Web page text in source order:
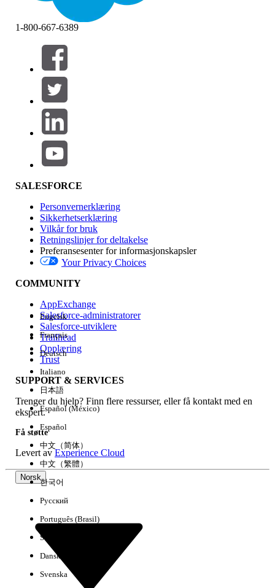
Filtre (0)
VELG FILTRE
Produktområde
Funksjonsinnvirkning
Utgave
Erfaring
Fjern alle Utført
1-800-667-6389
SALESFORCE
Personvernerklæring
Sikkerhetserklæring
Vilkår for bruk
Retningslinjer for deltakelse
Preferansesenter for informasjonskapsler
Your Privacy Choices
COMMUNITY
AppExchange
Salesforce-administratorer
Salesforce-utviklere
Trailhead
Opplæring
Trust
SUPPORT & SERVICES
Trenger du hjelp? Finn flere ressurser, eller få kontakt med en
ekspert.
Få støtte
Levert avExperience Cloud
Norsk
Engelsk
Français
Deutsch
Italiano
日本語
Español (México)
Español
中文（简体）
中文（繁體）
한국어
Русский
Português (Brasil)
Suomi
Dansk
Svenska